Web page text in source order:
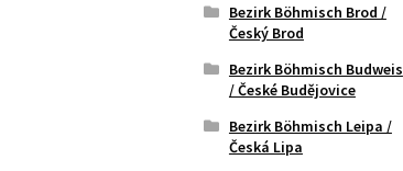
Bezirk Böhmisch Brod /
Český Brod
Bezirk Böhmisch Budweis
/ České Budějovice
Bezirk Böhmisch Leipa /
Česká Lipa